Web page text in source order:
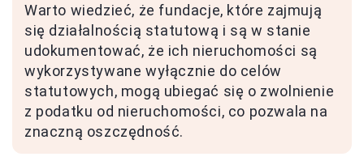
Warto wiedzieć, że fundacje, które zajmują
się działalnością statutową i są w stanie
udokumentować, że ich nieruchomości są
wykorzystywane wyłącznie do celów
statutowych, mogą ubiegać się o zwolnienie
z podatku od nieruchomości, co pozwala na
znaczną oszczędność.